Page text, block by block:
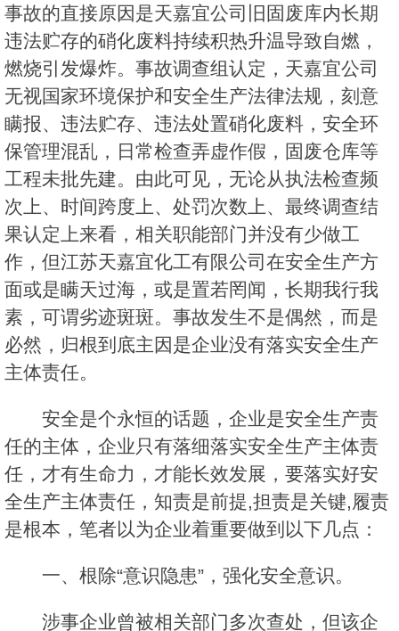
事故的直接原因是天嘉宜公司旧固废库内长期
违法贮存的硝化废料持续积热升温导致自燃，
燃烧引发爆炸。事故调查组认定，天嘉宜公司
无视国家环境保护和安全生产法律法规，刻意
瞒报、违法贮存、违法处置硝化废料，安全环
保管理混乱，日常检查弄虚作假，固废仓库等
工程未批先建。由此可见，无论从执法检查频
次上、时间跨度上、处罚次数上、最终调查结
果认定上来看，相关职能部门并没有少做工
作，但江苏天嘉宜化工有限公司在安全生产方
面或是瞒天过海，或是置若罔闻，长期我行我
素，可谓劣迹斑斑。事故发生不是偶然，而是
必然，归根到底主因是企业没有落实安全生产
主体责任。
安全是个永恒的话题，企业是安全生产责
任的主体，企业只有落细落实安全生产主体责
任，才有生命力，才能长效发展，要落实好安
全生产主体责任，知责是前提,担责是关键,履责
是根本，笔者以为企业着重要做到以下几点：
一、根除“意识隐患”，强化安全意识。
涉事企业曾被相关部门多次查处，但该企